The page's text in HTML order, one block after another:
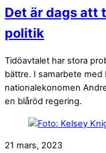
Det är dags att
politik
Tidöavtalet har stora
bättre. I samarbete med
nationalekonomen
en blåröd regering.
21 mars, 2023